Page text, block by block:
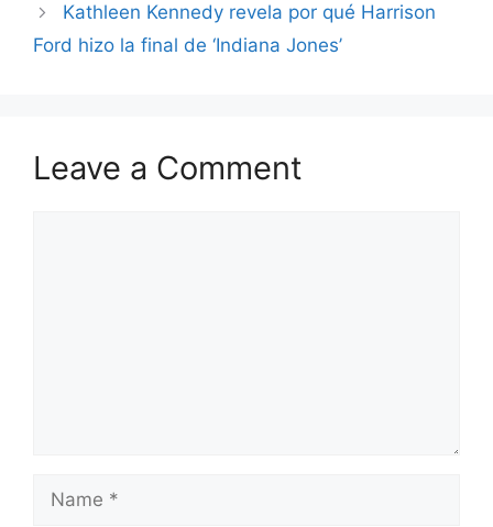
Kathleen Kennedy revela por qué Harrison
Ford hizo la final de ‘Indiana Jones’
Leave a Comment
Name